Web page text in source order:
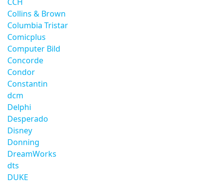
Collins & Brown
Columbia Tristar
Comicplus
Computer Bild
Concorde
Condor
Constantin
dcm
Delphi
Desperado
Disney
Donning
DreamWorks
dts
DUKE